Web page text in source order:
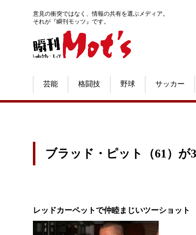
意見の衝突ではなく、情報の共有を選ぶメディア。
それが『瞬刊モッツ』です。
芸能 格闘技 野球 サッカー
ブラッド・ピット（61）が
レッドカーペットで仲睦まじいツーショット